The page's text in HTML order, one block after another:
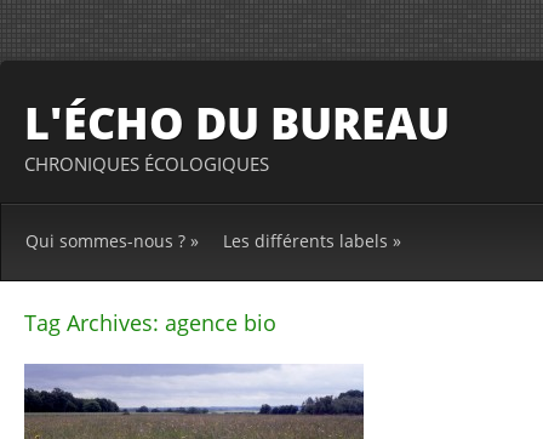
L'ÉCHO DU BUREAU
CHRONIQUES ÉCOLOGIQUES
Qui sommes-nous ? » Les différents labels »
Tag Archives: agence bio